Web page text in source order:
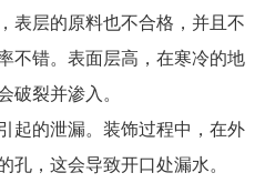
表层的原料也不合格，并且不
不错。表面层高，在寒冷的地
破裂并渗入。
起的泄漏。装饰过程中，在外
孔，这会导致开口处漏水。